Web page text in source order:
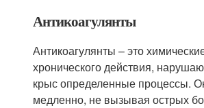
Антикоагулянты
Антикоагулянты – это
хронического действия,
крыс определенные процессы.
медленно, не вызывая острых